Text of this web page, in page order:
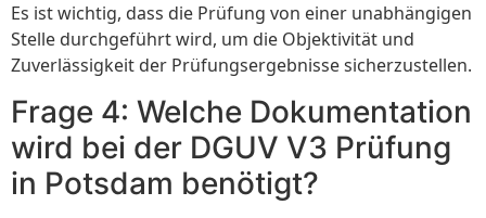
Es ist wichtig, dass die Prüfung von einer unabhängigen
Stelle durchgeführt wird, um die Objektivität und
Zuverlässigkeit der Prüfungsergebnisse sicherzustellen.
Frage 4: Welche Dokumentation
wird bei der DGUV V3 Prüfung
in Potsdam benötigt?